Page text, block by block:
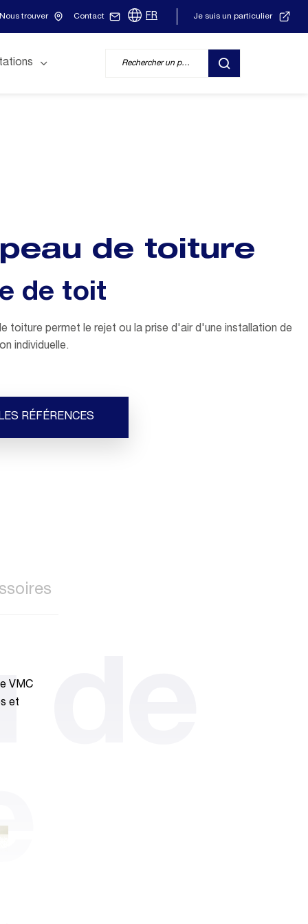
Nous trouver Contact FR Je suis un particulier
RECHERCHER
de toiture
de toit
toiture permet le rejet ou la prise d'air d'une installation de
individuelle.
RÉFÉRENCES
VMC
et